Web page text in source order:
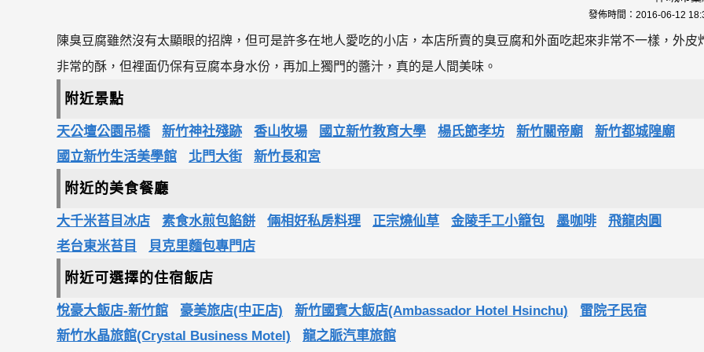
發佈時間： 2016-06-12
陳臭豆腐雖然沒有太顯眼的招牌，但可是許多在地人愛吃的小店，本店所賣的臭豆腐和外面吃起來非常不一樣，外皮
非常的酥，但裡面仍保有豆腐本身水份，再加上獨門的醬汁，真的是人間美味。
附近景點
天公壇公園吊橋 新竹神社殘跡 香山牧場 國立新竹教育大學 楊氏節孝坊 新竹關帝廟
新竹都城隍廟
國立新竹生活美學館
北門大街 新竹長和宮
附近的美食餐廳
大千米苔目冰店 素食水煎包餡餅 倆相好私房料理 正宗燒仙草 金陵手工小籠包 墨咖啡
飛龍肉圓
老台東米苔目
貝克里麵包專門店
附近可選擇的住宿飯店
悅豪大飯店-新竹館 豪美旅店(中正店) 新竹國賓大飯店(Ambassador Hotel Hsinchu)
雷院子民宿
新竹水晶旅館(Crystal Business Motel)
龍之脈汽車旅館